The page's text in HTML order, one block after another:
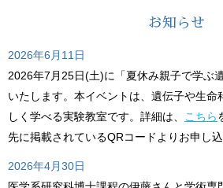
お知らせ
2026年6月11日
2026年7月25日(土)に「夏休み親子で学ぶ
いたします。本イベントは、遺伝子や生命
しく学べる実験教室です。詳細は、
こちら
先に掲載されているQRコードよりお申し込
2026年4月30日